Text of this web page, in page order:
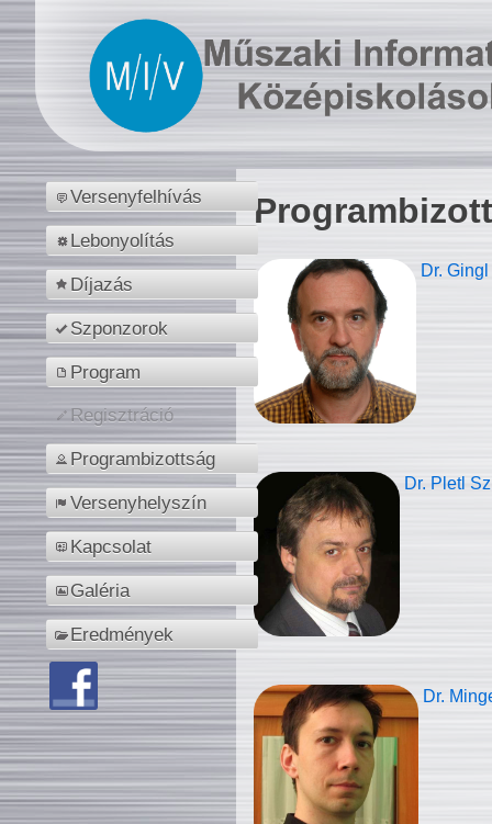
Versenyfelhívás
Lebonyolítás
Díjazás
Szponzorok
Program
Regisztráció
Programbizottság
Versenyhelyszín
Kapcsolat
Galéria
Eredmények
Dr.
Dr. Pletl
Dr.